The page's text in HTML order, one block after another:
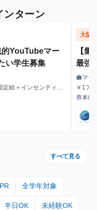
ンターン
的YouTubeマー
い学生募集
定給＋インセンティブ
大阪
【
最強
エン
職種
workマー
給与
currency_yen 1ア
る毎
最寄駅
train本町
すべて見る
全学年対象
半日OK 未経験OK